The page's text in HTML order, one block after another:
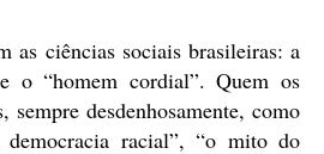
as ciências sociais brasileiras: a
o “homem cordial”. Quem os
sempre desdenhosamente, como
racial”, “o mito do